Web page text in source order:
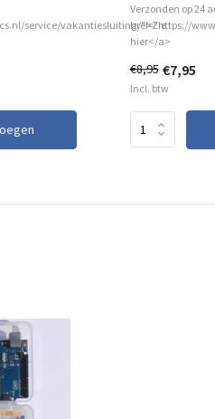
service/vakantiesluiting/">Zie
Verzonden op 24
href="https://
hier</a>
€8,95 €7,95
Incl. btw